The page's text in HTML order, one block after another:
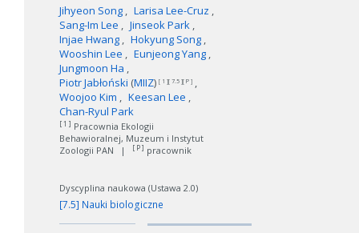
Jihyeon Song
Larisa Lee-Cruz
Sang-Im Lee
Jinseok Park
Injae Hwang
Hokyung Song
Wooshin Lee
Eunjeong Yang
Jungmoon Ha
Piotr Jabłoński (MIIZ) [ 1 ][ 7.5 ][ P ]
Woojoo Kim
Keesan Lee
Chan-Ryul Park
[ 1 ] Pracownia Ekologii
Behawioralnej, Muzeum i Instytut
Zoologii PAN
| [ P ] pracownik
Dyscyplina naukowa (Ustawa 2.0)
[7.5] Nauki biologiczne